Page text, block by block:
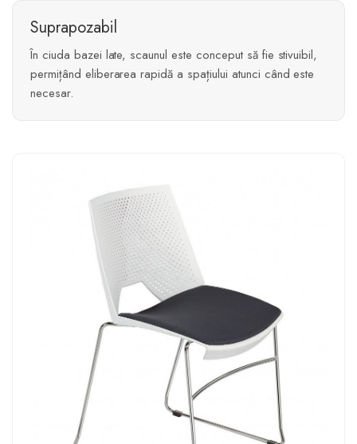
Suprapozabil
În ciuda bazei late, scaunul este conceput să fie stivuibil,
permițând eliberarea rapidă a spațiului atunci când este
necesar.